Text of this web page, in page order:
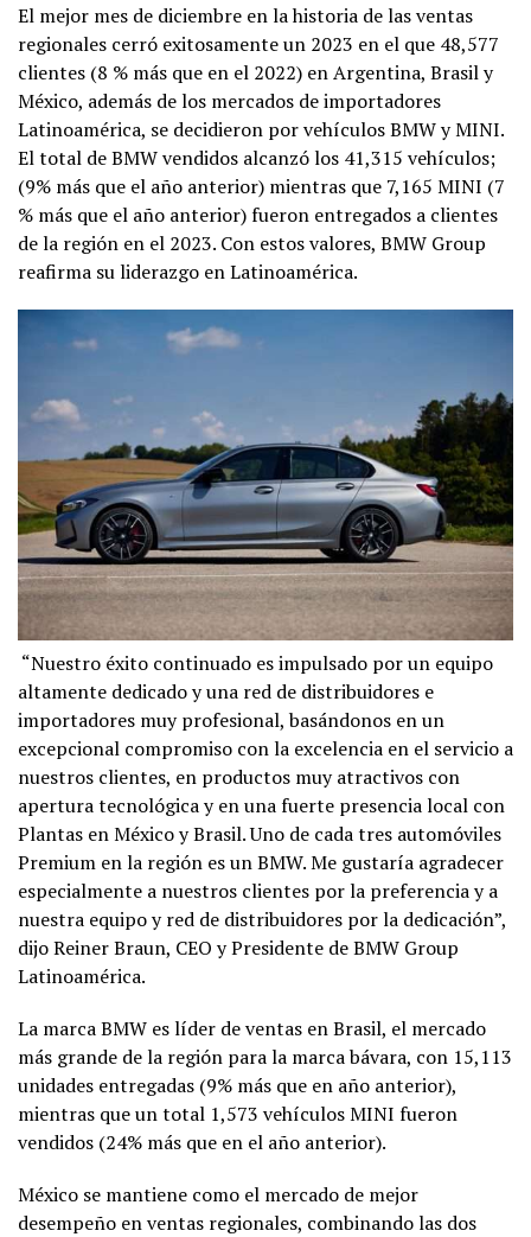
El mejor mes de diciembre en la historia de las ventas
regionales cerró exitosamente un 2023 en el que 48,577
clientes (8 % más que en el 2022) en Argentina, Brasil y
México, además de los mercados de importadores
Latinoamérica, se decidieron por vehículos BMW y MINI.
El total de BMW vendidos alcanzó los 41,315 vehículos;
(9% más que el año anterior) mientras que 7,165 MINI (7
% más que el año anterior) fueron entregados a clientes
de la región en el 2023. Con estos valores, BMW Group
reafirma su liderazgo en Latinoamérica.
“Nuestro éxito continuado es impulsado por un equipo
altamente dedicado y una red de distribuidores e
importadores muy profesional, basándonos en un
excepcional compromiso con la excelencia en el servicio a
nuestros clientes, en productos muy atractivos con
apertura tecnológica y en una fuerte presencia local con
Plantas en México y Brasil. Uno de cada tres automóviles
Premium en la región es un BMW. Me gustaría agradecer
especialmente a nuestros clientes por la preferencia y a
nuestra equipo y red de distribuidores por la dedicación”,
dijo Reiner Braun, CEO y Presidente de BMW Group
Latinoamérica.
La marca BMW es líder de ventas en Brasil, el mercado
más grande de la región para la marca bávara, con 15,113
unidades entregadas (9% más que en año anterior),
mientras que un total 1,573 vehículos MINI fueron
vendidos (24% más que en el año anterior).
México se mantiene como el mercado de mejor
desempeño en ventas regionales, combinando las dos